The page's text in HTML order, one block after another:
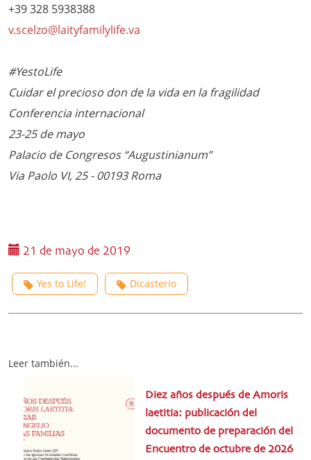
+39 328 5938388
v.scelzo@laityfamilylife.va
#YestoLife
Cuidar el precioso don de la vida en la fragilidad
Conferencia internacional
23-25 de mayo
Palacio de Congresos “Augustinianum”
Via Paolo VI, 25 - 00193 Roma
21 de mayo de 2019
Yes to Life! Dicasterio
Leer también...
Diez años después de Amoris
laetitia: publicación del
documento de preparación del
Encuentro de octubre de 2026